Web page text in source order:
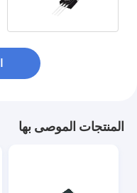
المنتجات الموصى بها